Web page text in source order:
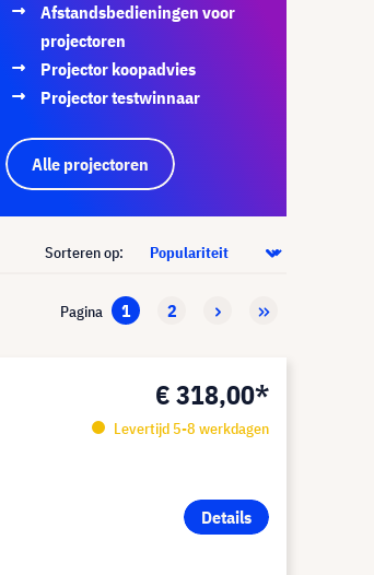
Afstandsbedieningen voor
projectoren
Projector koopadvies
Projector testwinnaar
Alle projectoren
Sorteren op:
Pagina 1 2
€ 318,00*
Levertijd 5-8 werkdagen
Details